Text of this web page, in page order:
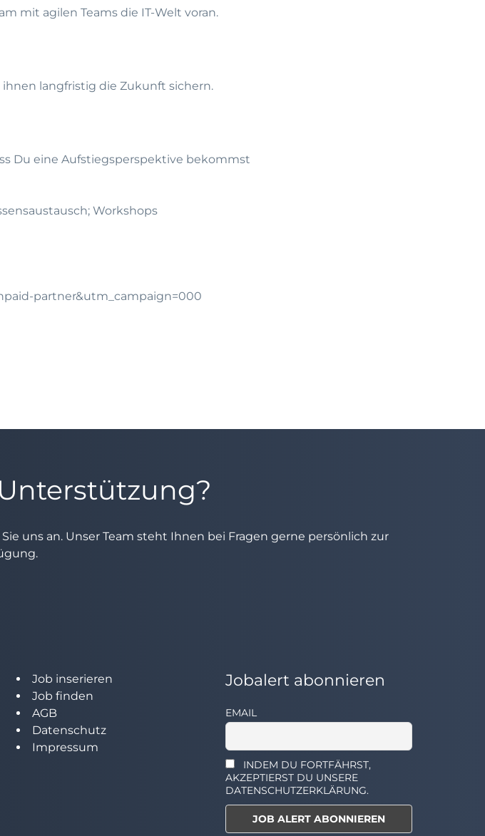
mit agilen Teams die IT-Welt voran.
langfristig die Zukunft sichern.
Du eine Aufstiegsperspektive bekommst
Workshops
partner&utm_campaign=000
uns an. Unser Team steht Ihnen bei Fragen gerne persönlich zur
Job inserieren
Job finden
AGB
Datenschutz
Impressum
Jobalert abonnieren
EMAIL
INDEM DU FORTFÄHRST,
AKZEPTIERST DU UNSERE
DATENSCHUTZERKLÄRUNG.